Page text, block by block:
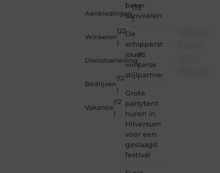
Aanbiedingen
(72
)
Winkelen
(22
)
Dienstverlening
(15
)
Bedrijven
(12
)
Vakantie
(12
)
beter
aanvoelen
De
schipperstrui
jouw
winterse
stijlpartner
Grote
partytent
huren in
Hilversum
voor een
geslaagd
festival